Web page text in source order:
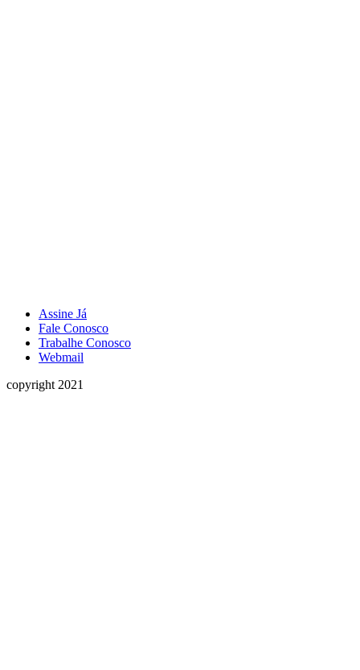
Assine Já
Fale Conosco
Trabalhe Conosco
Webmail
copyright 2021